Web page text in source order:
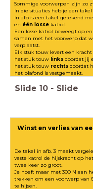
Sommige voorwerpen zijn zo
In die situaties heb je een takel
In afb is een takel getekend
en één losse katrol.
Een losse katrol beweegt op en
samen met het voorwerp dat
verplaatst.
Elk stuk touw levert een kracht
het stuk touw linksdoordat jij
het stuk touw rechts doordat
het plafond is vastgemaakt.
Slide 10 - Slide
Winst en verlies van
De takel in afb. 3 maakt
vaste katrol de hijskracht op
twee keer zo groot.
Je hoeft maar met 300 N aan
trekken om een voorwerp van
te hijsen.